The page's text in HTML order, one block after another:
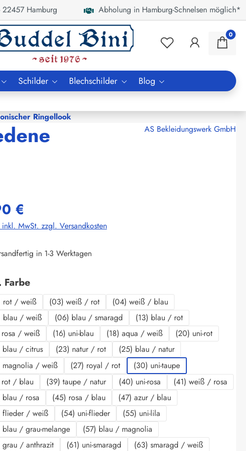
Hamburg Abholung in Hamburg-Schnelsen möglich*
0
Schilder Blechschilder Blog
Ringellook
AS Bekleidungswerk GmbH
€
inkl. MwSt. zzgl. Versandkosten
in 1-3 Werktagen
Farbeauswählen
rot / weiß (03) weiß / rot
(04) weiß / blau
blau / weiß
(06) blau / smaragd
(13) blau / rot
rosa / weiß
(16) uni-blau (18) aqua / weiß
(20) uni-rot
blau / citrus
(23) natur / rot
(25) blau / natur
magnolia / weiß
(27) royal / rot
(30) uni-taupe
rot / blau
(39) taupe / natur (40) uni-rosa
(41) weiß / rosa
blau / rosa
(45) rosa / blau
(47) azur / blau
flieder / weiß
(54) uni-flieder
(55) uni-lila
blau / grau-melange
(57) blau / magnolia
grau / anthrazit
(61) uni-smaragd
(63) smaragd / weiß